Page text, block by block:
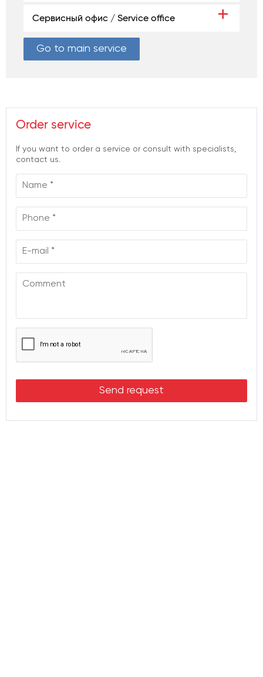
Сервисный офис / Service office
Go to main service
Order service
If you want to order a service or consult with specialists,
contact us.